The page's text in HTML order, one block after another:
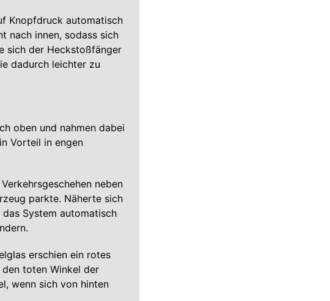
Knopfdruck automatisch
nach innen, sodass sich
sich der Heckstoßfänger
dadurch leichter zu
oben und nahmen dabei
Vorteil in engen
neben
parkte. Näherte sich
System automatisch
erschien ein rotes
toten Winkel der
wenn sich von hinten